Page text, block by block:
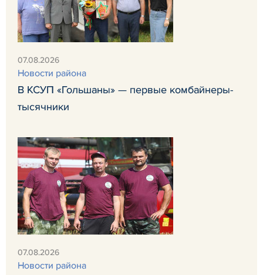
07.08.2026
Новости района
В КСУП «Гольшаны» — первые комбайнеры-
тысячники
07.08.2026
Новости района